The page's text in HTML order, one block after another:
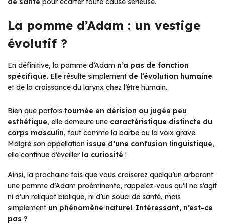
La pomme d’Adam : un vestige
évolutif ?
En définitive, la pomme d’Adam n’a pas de fonction
spécifique. Elle résulte simplement de l’évolution humaine
et de la croissance du larynx chez l’être humain.
Bien que parfois tournée en dérision ou jugée peu
esthétique, elle demeure une caractéristique distincte du
corps masculin, tout comme la barbe ou la voix grave.
Malgré son appellation issue d’une confusion linguistique,
elle continue d’éveiller la curiosité !
Ainsi, la prochaine fois que vous croiserez quelqu’un arborant
une pomme d’Adam proéminente, rappelez-vous qu’il ne s’agit
ni d’un reliquat biblique, ni d’un souci de santé, mais
simplement un phénomène naturel. Intéressant, n’est-ce
pas ?